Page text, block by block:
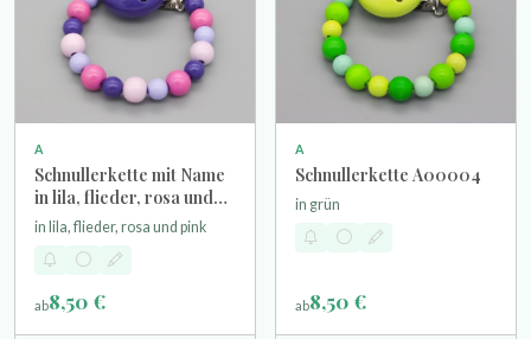
A
Schnullerkette mit Name
in lila, flieder, rosa und
pink
in lila, flieder, rosa und pink
ab8,50 €
A
Schnullerkette A00004
in grün
ab8,50 €